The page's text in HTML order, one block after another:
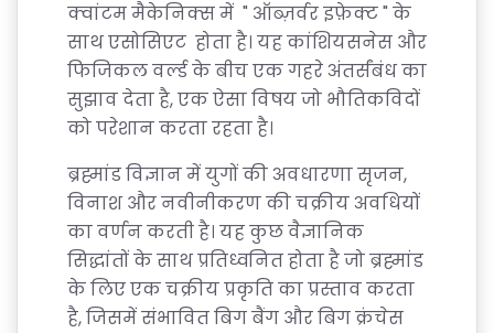
क्वांटम मैकेनिक्स में " ऑब्ज़र्वर इफ़ेक्ट " के
साथ एसोसिएट होता है। यह कांशियसनेस और
फिजिकल वर्ल्ड के बीच एक गहरे अंतर्संबंध का
सुझाव देता है, एक ऐसा विषय जो भौतिकविदों
को परेशान करता रहता है।
ब्रह्मांड विज्ञान में युगों की अवधारणा सृजन,
विनाश और नवीनीकरण की चक्रीय अवधियों
का वर्णन करती है। यह कुछ वैज्ञानिक
सिद्धांतों के साथ प्रतिध्वनित होता है जो ब्रह्मांड
के लिए एक चक्रीय प्रकृति का प्रस्ताव करता
है, जिसमें संभावित बिग बैंग और बिग क्रंचेस